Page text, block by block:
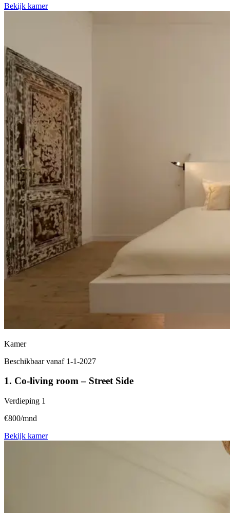
Bekijk kamer
Kamer
Beschikbaar vanaf 1-1-2027
1. Co-living room – Street Side
Verdieping 1
€800/mnd
Bekijk kamer